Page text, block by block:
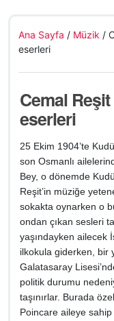
Ana Sayfa / Müzik /
eserleri
Cemal
eserleri
25 Ekim 1904’te
son Osmanlı
Bey, o dönemde
Reşit’in müziğe
sokakta oynarken o
ondan çıkan sesleri
yaşındayken ailecek
ilkokula giderken, bir
Galatasaray
politik durumu
taşınırlar. Burada
Poincare aileye sahip